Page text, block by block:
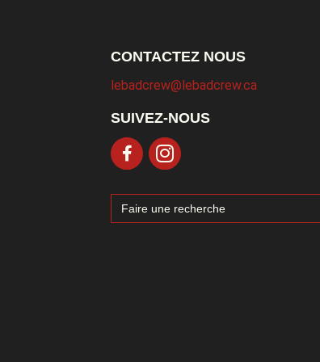
CONTACTEZ NOUS
lebadcrew@lebadcrew.ca
SUIVEZ-NOUS
Search
for: